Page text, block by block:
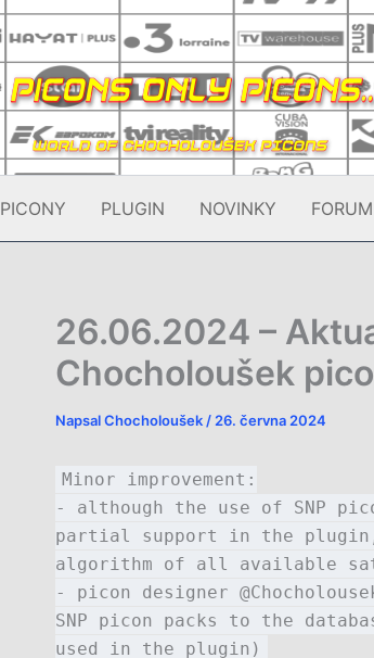
PICONY PLUGIN NOVINKY FORUM
26.06.2024 –
Chocholoušek
NapsalChocholoušek / 26. června 2024
Minor improvement:
- although the use of SNP
partial support in the plugin,
algorithm of all available
- picon designer
SNP picon packs to the
used in the plugin)